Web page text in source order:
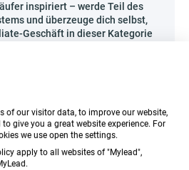
inspiriert – werde Teil des
und überzeuge dich selbst,
Geschäft in dieser Kategorie
- PL effektiv bewerben?
Interesses an Produkten, die
fördern, sowie an funktionalen
ist die Bewerbung von
Chance, sich als Experte zu
Zielgruppe aufzubauen.
dynamische
of our visitor data, to improve our website,
give you a great website experience. For
we use open the settings.
apply to all websites of "Mylead",